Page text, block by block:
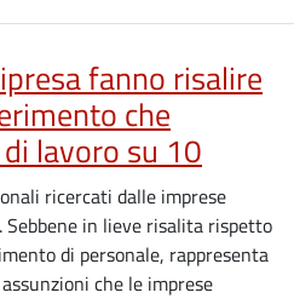
fanno risalire
che
lavoro su 10
ricercati dalle imprese
in lieve risalita rispetto
di personale, rappresenta
che le imprese